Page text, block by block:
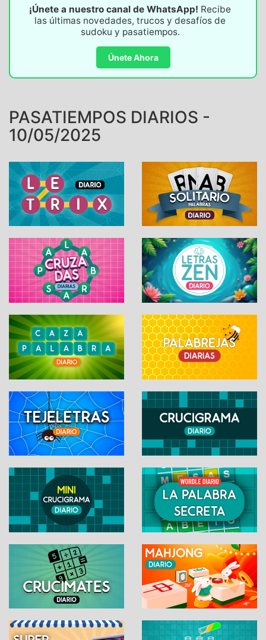
¡Únete a nuestro canal de WhatsApp! Recibe
las últimas novedades, trucos y desafíos de
sudoku y pasatiempos.
Únete Ahora
PASATIEMPOS DIARIOS -
10/05/2025